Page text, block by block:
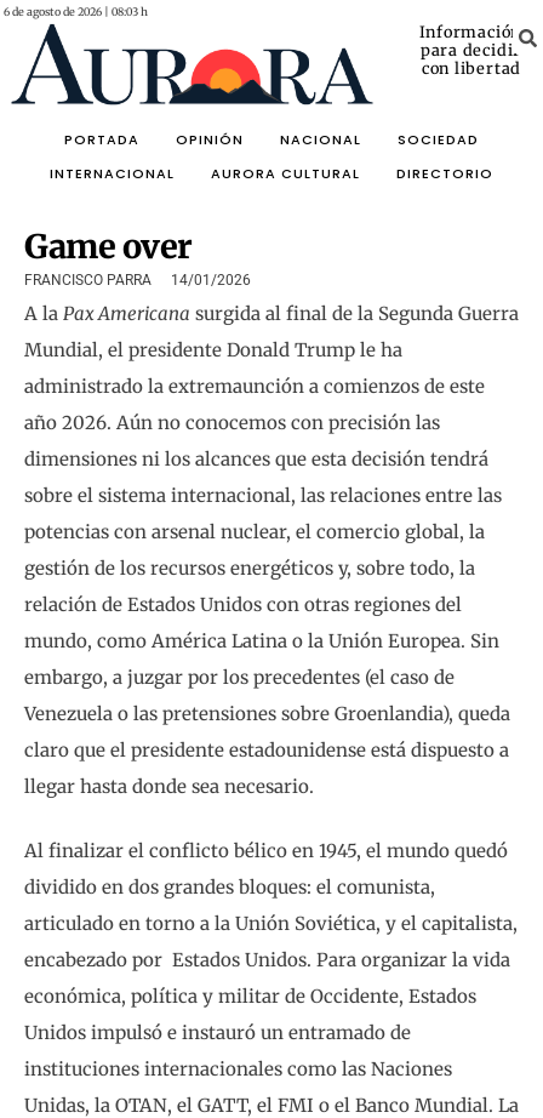
6 de agosto de 2026 | 08:03 h
Información
para decidir
con libertad
PORTADA OPINIÓN NACIONAL
SOCIEDAD
INTERNACIONAL
AURORA CULTURAL DIRECTORIO
Game over
FRANCISCO PARRA 14/01/2026
A la Pax Americana surgida al final de la Segunda Guerra
Mundial, el presidente Donald Trump le ha
administrado la extremaunción a comienzos de este
año 2026. Aún no conocemos con precisión las
dimensiones ni los alcances que esta decisión tendrá
sobre el sistema internacional, las relaciones entre las
potencias con arsenal nuclear, el comercio global, la
gestión de los recursos energéticos y, sobre todo, la
relación de Estados Unidos con otras regiones del
mundo, como América Latina o la Unión Europea. Sin
embargo, a juzgar por los precedentes (el caso de
Venezuela o las pretensiones sobre Groenlandia), queda
claro que el presidente estadounidense está dispuesto a
llegar hasta donde sea necesario.
Al finalizar el conflicto bélico en 1945, el mundo quedó
dividido en dos grandes bloques: el comunista,
articulado en torno a la Unión Soviética, y el capitalista,
encabezado por Estados Unidos. Para organizar la vida
económica, política y militar de Occidente, Estados
Unidos impulsó e instauró un entramado de
instituciones internacionales como las Naciones
Unidas, la OTAN, el GATT, el FMI o el Banco Mundial. La